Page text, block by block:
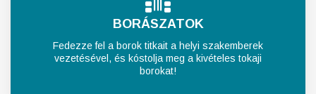
BORÁSZATOK
Fedezze fel a borok titkait a helyi szakemberek
vezetésével, és kóstolja meg a kivételes tokaji
borokat!